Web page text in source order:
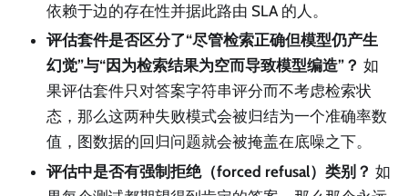
依赖于边的存在性并据此路由 SLA 的人。
评估套件是否区分了“尽管检索正确但模型仍产生
幻觉”与“因为检索结果为空而导致模型编造”？ 如
果评估套件只对答案字符串评分而不考虑检索状
态，那么这两种失败模式会被归结为一个准确率数
值，图数据的回归问题就会被掩盖在底噪之下。
评估中是否有强制拒绝（forced refusal）类别？ 如